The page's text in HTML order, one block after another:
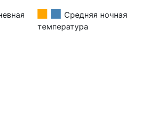
Средняя ночная
температура